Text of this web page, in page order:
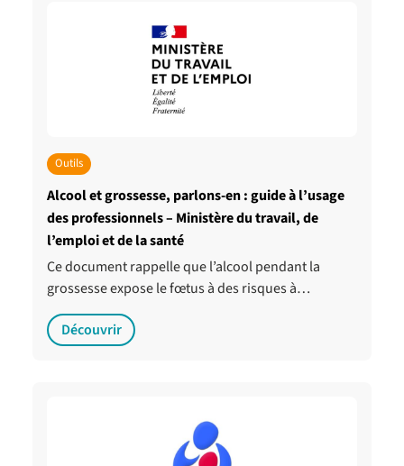
Outils
Alcool et grossesse, parlons-en : guide à l’usage
des professionnels – Ministère du travail, de
l’emploi et de la santé
Ce document rappelle que l’alcool pendant la
grossesse expose le fœtus à des risques à…
Découvrir